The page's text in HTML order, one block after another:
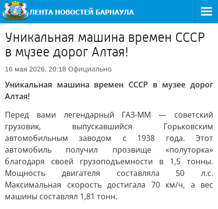
Уникальная машина времен СССР
в музее дорог Алтая!
16 мая 2026, 20:18 Официально
Уникальная машина времен СССР в музее дорог
Алтая!
Перед вами легендарный ГАЗ-ММ — советский
грузовик, выпускавшийся Горьковским
автомобильным заводом с 1938 года. Этот
автомобиль получил прозвище «полуторка»
благодаря своей грузоподъемности в 1,5 тонны.
Мощность двигателя составляла 50 л.с.
Максимальная скорость достигала 70 км/ч, а вес
машины составлял 1,81 тонн.